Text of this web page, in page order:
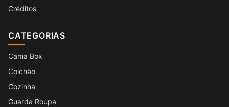
Créditos
CATEGORIAS
Cama Box
Colchão
Cozinha
Guarda Roupa